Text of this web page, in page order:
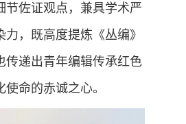
节佐证观点，兼具学术严
，既高度提炼《丛编》
传递出青年编辑传承红色
命的赤诚之心。